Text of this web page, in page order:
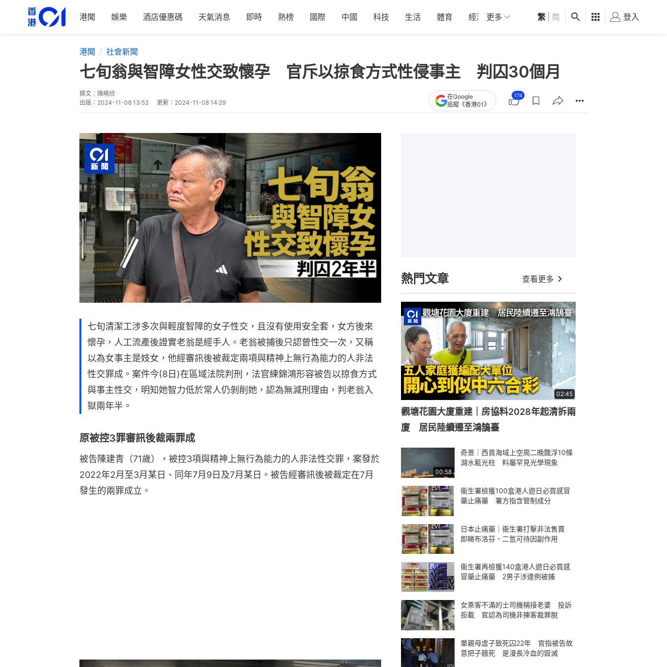
港聞 娛樂 酒店優惠碼 天氣消息 即時 熱榜 國際 中國 科技 生活 體育 經濟 01深圳 觀點 健康 好食玩飛
更多 繁 简 登入
港聞 社會新聞
七旬翁與智障女性交致懷孕 官斥以掠食方式性侵事主 判囚30個月
撰文： 陳曉欣
出版： 2024-11-08 13:53 更新： 2024-11-08 14:29
在Google
追蹤《香港01》
174
七旬清潔工涉多次與輕度智障的女子性交，且沒有使用安全套，女方後來
懷孕，人工流產後證實老翁是經手人。老翁被捕後只認曾性交一次，又稱
以為女事主是妓女，他經審訊後被裁定兩項與精神上無行為能力的人非法
性交罪成。案件今(8日)在區域法院判刑，法官練錦鴻形容被告以掠食方式
與事主性交，明知她智力低於常人仍剝削她，認為無減刑理由，判老翁入
獄兩年半。
原被控3罪審訊後裁兩罪成
被告陳建青（71歲），被控3項與精神上無行為能力的人非法性交罪，案發於
2022年2月至3月某日、同年7月9日及7月某日。被告經審訊後被裁定在7月
發生的兩罪成立。
熱門文章 查看更多
02:45
觀塘花園大廈重建｜房協料2028年起清拆兩
廈 居民陸續遷至鴻鵠臺
00:58
奇景｜西貢海域上空周二晚飄浮10條
湖水藍光柱 料屬罕見光學現象
衞生署檢獲100盒港人遊日必買感冒
藥止痛藥 署方指含管制成分
日本止痛藥｜衞生署打擊非法售賣
即睇布洛芬、二氫可待因副作用
衞生署再檢獲140盒港人遊日必買感
冒藥止痛藥 2男子涉違例被捕
女乘客不滿的士司機稱接老婆 投訴
拒載 官認為司機非揀客裁罪脫
單親母虐子致死囚22年 官指被告故
意把子餓死 是漫長冷血的毀滅